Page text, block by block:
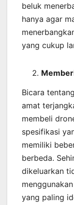
beluk
hanya agar
yang cukup
Bicara
amat
membeli
spesifikasi
memiliki
berbeda.
dikeluarkan
yang paling